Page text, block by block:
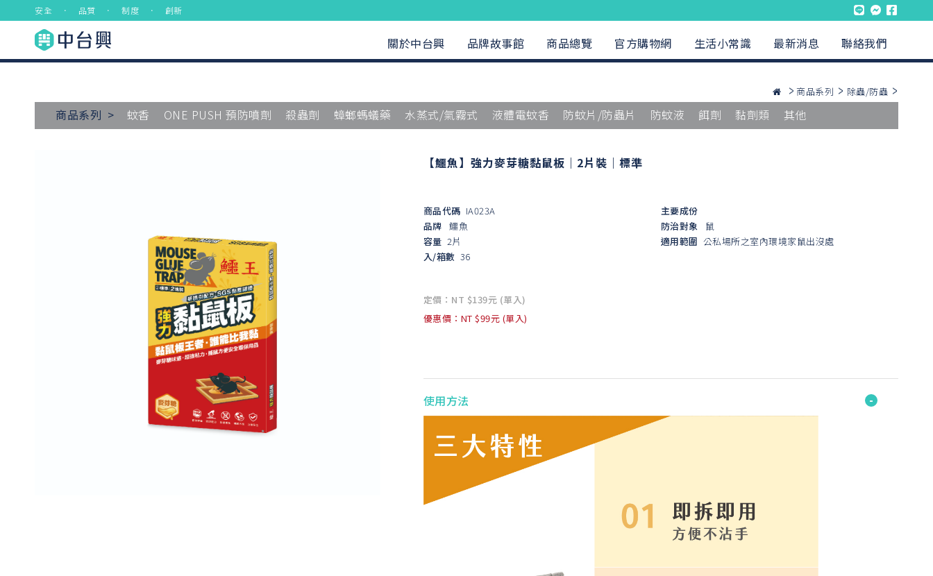
安全 ． 品質 ． 制度 ． 創新
關於中台興 品牌故事館 商品總覽 官方購物網 生活小常識 最新消息 聯絡我們
商品系列 除蟲/防蟲
商品系列 > 蚊香 ONE PUSH 預防噴劑 殺蟲劑 蟑螂螞蟻藥 水蒸式/氣霧式 液體電蚊香 防蚊片/防蟲片 防蚊液 餌劑 黏劑類 其他
【鱷魚】強力麥芽糖黏鼠板｜2片裝｜標準
商品代碼 IA023A
品牌 鱷魚
容量 2片
入/箱數 36
主要成份
防治對象
鼠
適用範圍 公私場所之室內環境家鼠出沒處
定價：NT $139元 (單入)
優惠價：NT $99元 (單入)
使用方法